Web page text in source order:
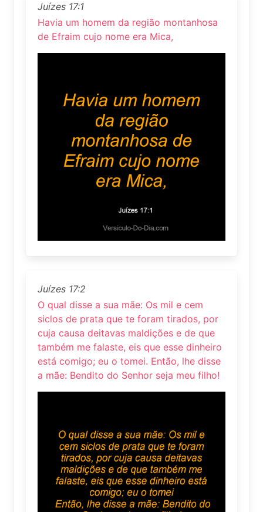
Juízes 17:1
Havia um homem da região montanhosa
de Efraim cujo nome era Mica,
Juízes 17:2
O qual disse a sua mãe: Os mil e cem
siclos de prata que te foram tirados, por
cuja causa deitavas maldições e de que
também me falaste, eis que esse dinheiro
está comigo; eu o tomei. Então, lhe disse
a mãe: Bendito do Senhor seja meu filho!